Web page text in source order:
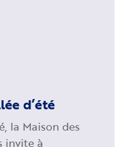
d’été
la Maison des
invite à